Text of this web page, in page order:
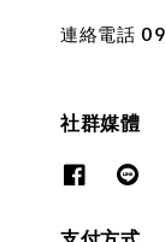
連絡電話
社群媒體